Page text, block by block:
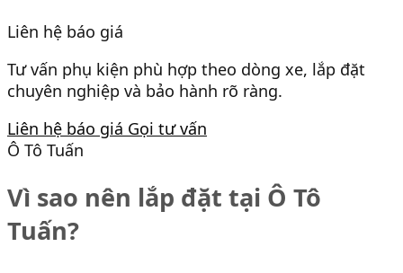
Liên hệ báo giá
Tư vấn phụ kiện phù hợp theo dòng xe, lắp đặt
chuyên nghiệp và bảo hành rõ ràng.
Liên hệ báo giá Gọi tư vấn
Ô Tô Tuấn
Vì sao nên lắp đặt tại Ô Tô
Tuấn?